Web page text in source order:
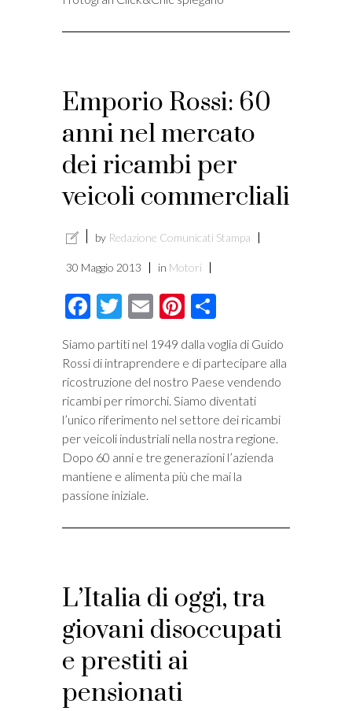
Emporio Rossi: 60
anni nel mercato
dei ricambi per
veicoli commercliali
by Redazione Comunicati Stampa
30 Maggio 2013 in Motori
Facebook
Twitter
EmailPinterest
Siamo partiti nel 1949 dalla voglia di Guido
Rossi di intraprendere e di partecipare alla
ricostruzione del nostro Paese vendendo
ricambi per rimorchi. Siamo diventati
l’unico riferimento nel settore dei ricambi
per veicoli industriali nella nostra regione.
Dopo 60 anni e tre generazioni l’azienda
mantiene e alimenta più che mai la
passione iniziale.
L’Italia di oggi, tra
giovani disoccupati
e prestiti ai
pensionati